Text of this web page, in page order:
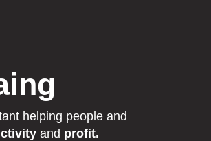
helping people and
and profit.